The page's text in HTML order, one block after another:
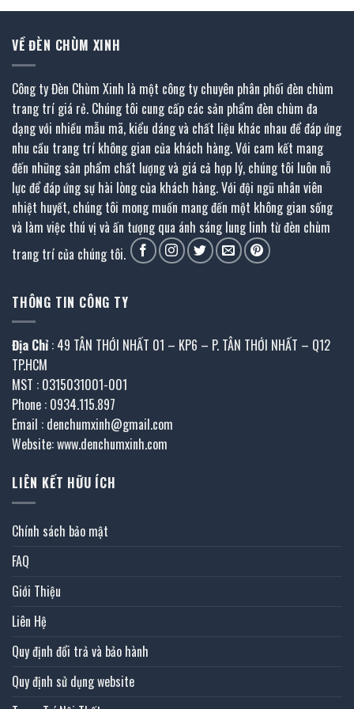
VỀ ĐÈN CHÙM XINH
Công ty Đèn Chùm Xinh là một công ty chuyên phân phối đèn chùm
trang trí giá rẻ. Chúng tôi cung cấp các sản phẩm đèn chùm đa
dạng với nhiều mẫu mã, kiểu dáng và chất liệu khác nhau để đáp ứng
nhu cầu trang trí không gian của khách hàng. Với cam kết mang
đến những sản phẩm chất lượng và giá cả hợp lý, chúng tôi luôn nỗ
lực để đáp ứng sự hài lòng của khách hàng. Với đội ngũ nhân viên
nhiệt huyết, chúng tôi mong muốn mang đến một không gian sống
và làm việc thú vị và ấn tượng qua ánh sáng lung linh từ đèn chùm
trang trí của chúng tôi.
THÔNG TIN CÔNG TY
Địa Chỉ : 49 TÂN THỚI NHẤT 01 – KP6 – P. TÂN THỚI NHẤT – Q12
TP.HCM
MST : 0315031001-001
Phone : 0934.115.897
Email : denchumxinh@gmail.com
Website: www.denchumxinh.com
LIÊN KẾT HỮU ÍCH
Chính sách bảo mật
FAQ
Giới Thiệu
Liên Hệ
Quy định đổi trả và bảo hành
Quy định sử dụng website